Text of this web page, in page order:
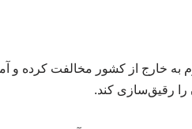
به خارج از کشور مخالفت کرده و
را رقیق‌سازی کند.